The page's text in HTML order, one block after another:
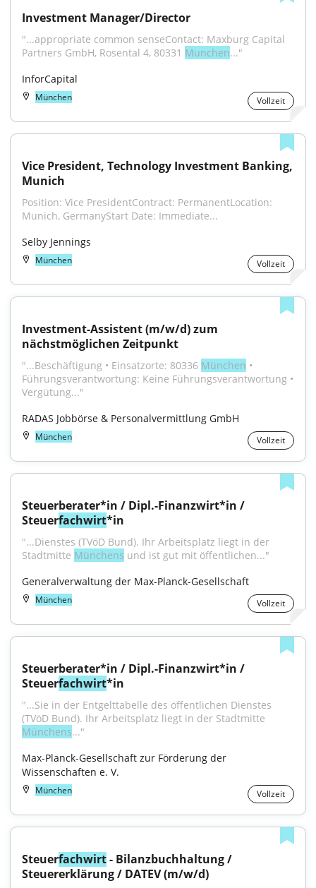
Investment Manager/Director
"...appropriate common senseContact: Maxburg Capital
Partners GmbH, Rosental 4, 80331 Munchen..."
InforCapital
München Vollzeit
Vice President, Technology Investment Banking,
Munich
Position: Vice PresidentContract: PermanentLocation:
Munich, GermanyStart Date: Immediate...
Selby Jennings
München Vollzeit
Investment-Assistent (m/w/d) zum
nächstmöglichen Zeitpunkt
"...Beschäftigung • Einsatzorte: 80336 München •
Führungsverantwortung: Keine Führungsverantwortung •
Vergütung..."
RADAS Jobbörse & Personalvermittlung GmbH
München Vollzeit
Steuerberater*in / Dipl.-Finanzwirt*in /
Steuerfachwirt*in
"...Dienstes (TVöD Bund). Ihr Arbeitsplatz liegt in der
Stadtmitte Münchens und ist gut mit öffentlichen..."
Generalverwaltung der Max-Planck-Gesellschaft
München Vollzeit
Steuerberater*in / Dipl.-Finanzwirt*in /
Steuerfachwirt*in
"...Sie in der Entgelt­tabelle des öffent­lichen Dienstes
Münchens..."
Max-Planck-Gesellschaft zur Förderung der
Wissenschaften e. V.
München Vollzeit
Steuerfachwirt - Bilanzbuchhaltung /
Steuererklärung / DATEV (m/w/d)